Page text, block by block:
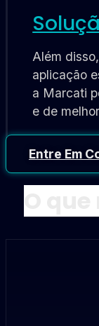
Além
aplicação
a Marcati
e de
Entre Em